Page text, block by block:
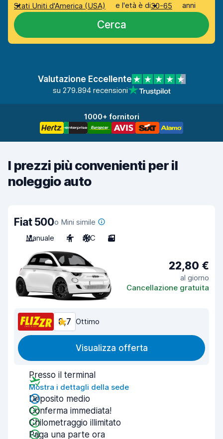
Stati Uniti d'America (USA)
e l'età è di30-65 anni
Cerca
Valutazione Eccellente
su 279.894 recensioni
1000+ fornitori
I prezzi più convenienti per il
noleggio auto
Fiat 500o Mini simile
Manuale
4 A/C 3
22,80 €
al giorno
Cancellazione gratuita
8,7 Ottimo
Visualizza offerta
Presso il terminal
Mostra i dettagli della sede
Deposito medio
Conferma immediata!
Chilometraggio illimitato
Paga una parte ora